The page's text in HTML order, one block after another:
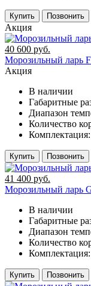
Купить Позвонить
Акция
40 600 руб.
Морозильный ларь
Акция
В наличии
Габаритные
Диапазон
Количество
Комплектация:
Купить Позвонить
41 400 руб.
Морозильный ларь
В наличии
Габаритные
Диапазон
Количество
Комплектация:
Купить Позвонить